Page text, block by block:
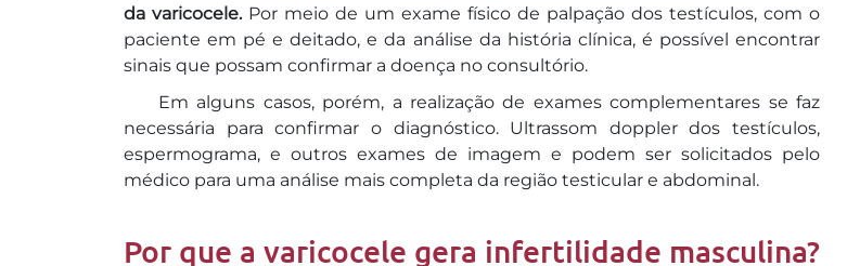
da varicocele.Por meio de um exame físico de palpação dos testículos, com o
paciente em pé e deitado, e da análise da história clínica, é possível encontrar
sinais que possam confirmar a doença no consultório.
Em alguns casos, porém, a realização de exames complementares se faz
necessária para confirmar o diagnóstico. Ultrassom doppler dos testículos,
espermograma, e outros exames de imagem e podem ser solicitados pelo
médico para uma análise mais completa da região testicular e abdominal.
Por que a varicocele gera infertilidade masculina?